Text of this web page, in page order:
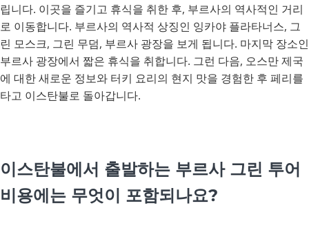
립니다. 이곳을 즐기고 휴식을 취한 후, 부르사의 역사적인 거리
로 이동합니다. 부르사의 역사적 상징인 잉카야 플라타너스, 그
린 모스크, 그린 무덤, 부르사 광장을 보게 됩니다. 마지막 장소인
부르사 광장에서 짧은 휴식을 취합니다. 그런 다음, 오스만 제국
에 대한 새로운 정보와 터키 요리의 현지 맛을 경험한 후 페리를
타고 이스탄불로 돌아갑니다.
이스탄불에서 출발하는 부르사 그린 투어
비용에는 무엇이 포함되나요?